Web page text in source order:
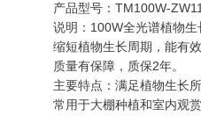
产品型号：TM100W-
说明：100W全光谱植物生长集成光源，主要用于植物生
缩短植物生长周期，能有效降低生产成本。该产品采用
质量有保障，质保2年。
主要特点：满足植物生长所需的波段，颜色为白光，主要
常用于大棚种植和室内观